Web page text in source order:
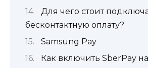
Для чего стоит
бесконтактную оплату?
Samsung Pay
Как включить SberPay